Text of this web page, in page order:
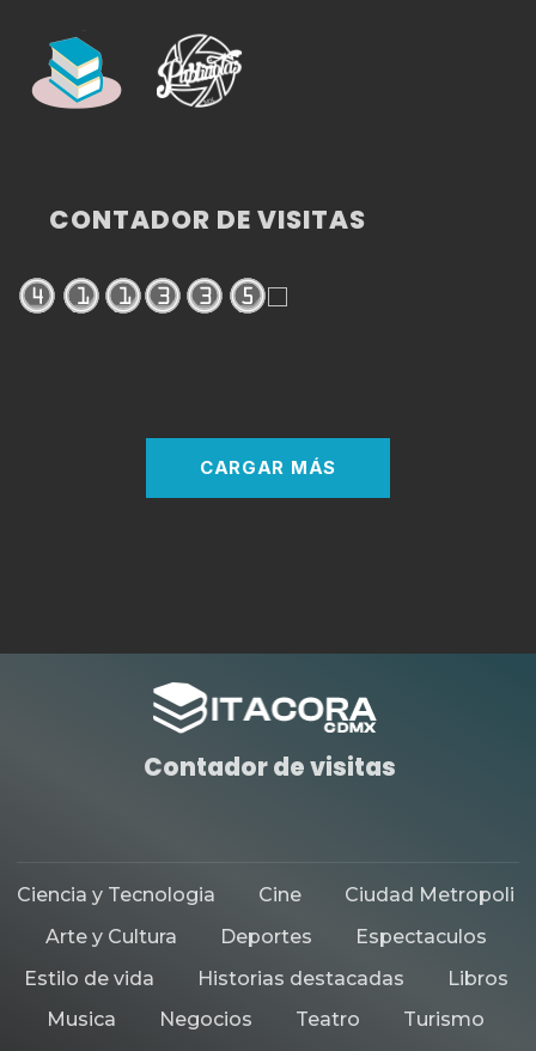
CONTADOR DE VISITAS
CARGAR MÁS
Contador de visitas
Ciencia y Tecnologia Cine
Ciudad Metropoli
Arte y Cultura
Deportes
Espectaculos
Estilo de vida
Historias destacadas
Libros
Musica
Negocios Teatro
Turismo